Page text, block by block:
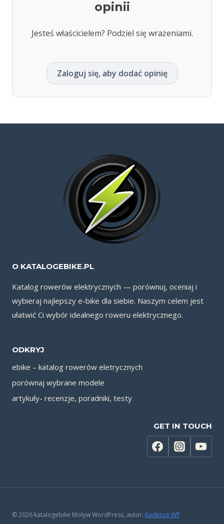
opinii
Jesteś właścicielem? Podziel się wrażeniami.
Zaloguj się, aby dodać opinię
O KATALOGEBIKE.PL
Katalog rowerów elektrycznych — porównuj, oceniaj i
wybieraj najlepszy e-bike dla siebie. Naszym celem jest
ułatwić Ci wybór idealnego roweru elektrycznego.
ODKRYJ
ebike – katalog rowerów eletrycznych
porównaj wybrane modele
artykuły- recenzje, poradniki, testy
GET IN TOUCH
© 2026 katalogebike Motyw WordPress, autor: Kadence WP